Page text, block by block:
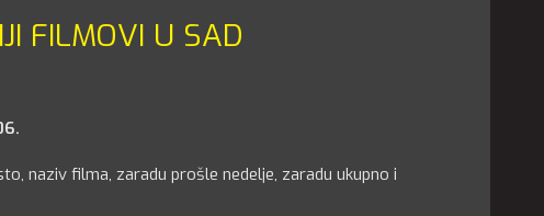
FILMOVI U SAD
naziv filma, zaradu prošle nedelje, zaradu ukupno i